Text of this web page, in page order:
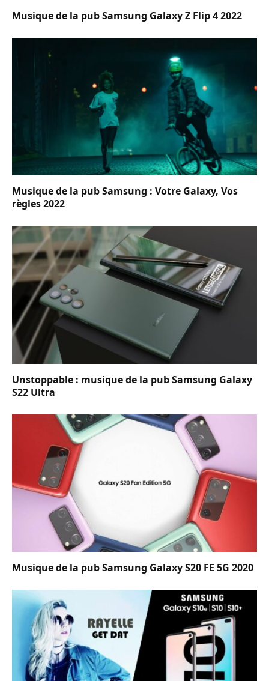
Musique de la pub Samsung Galaxy Z Flip 4 2022
Musique de la pub Samsung : Votre Galaxy, Vos
règles 2022
Unstoppable : musique de la pub Samsung Galaxy
S22 Ultra
Musique de la pub Samsung Galaxy S20 FE 5G 2020